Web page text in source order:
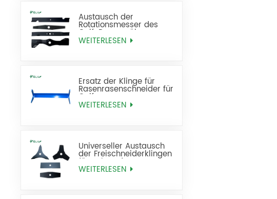
Austausch der
Rotationsmesser des
Golf-Rasenmähers
WEITERLESEN
Ersatz der Klinge für
Rasenrasenschneider für
Golfrasen
WEITERLESEN
Universeller Austausch
der Freischneiderklingen
für Unkrautfresser
WEITERLESEN